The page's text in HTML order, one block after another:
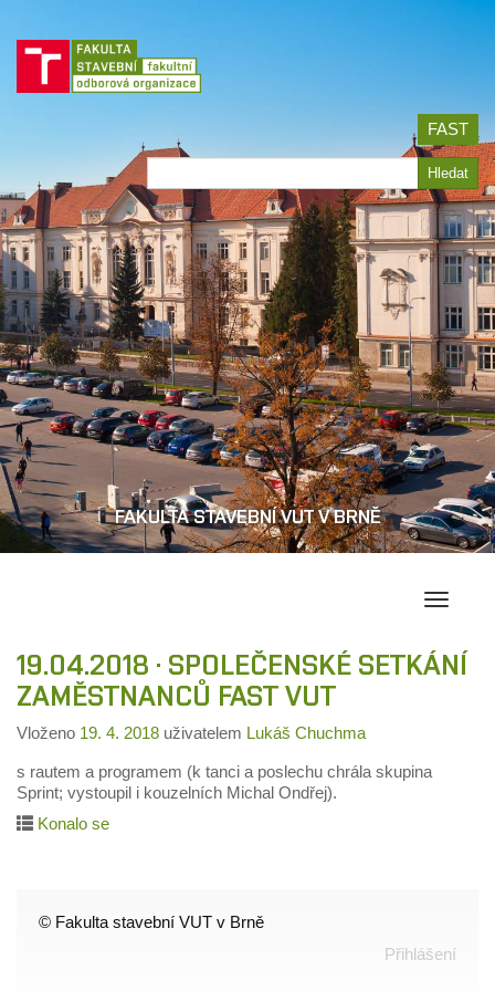
FAKULTA STAVEBNÍ VUT V BRNĚ
Jít
na
obsah
FAST
Hledat
19.04.2018 · SPOLEČENSKÉ SETKÁNÍ
ZAMĚSTNANCŮ FAST VUT
Vloženo 19. 4. 2018 uživatelem Lukáš Chuchma
s rautem a programem (k tanci a poslechu chrála skupina
Sprint; vystoupil i kouzelních Michal Ondřej).
Konalo se
© Fakulta stavební VUT v Brně
Přihlášení